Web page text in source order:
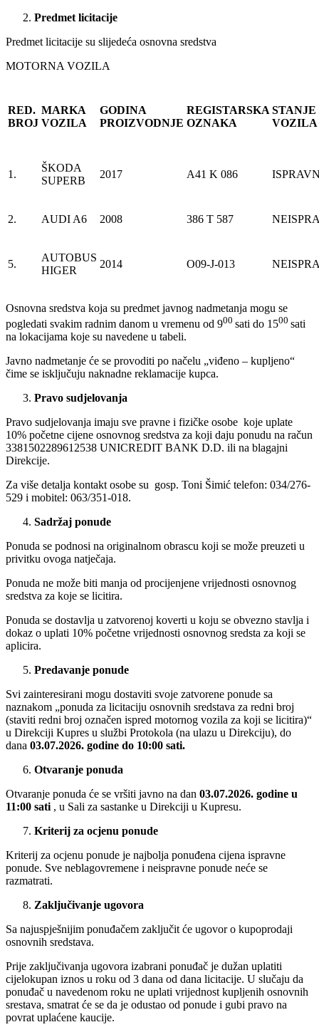
Predmet licitacije
Predmet licitacije su slijedeća osnovna sredstva
MOTORNA VOZILA
RED.
BROJ
MARKA
VOZILA
GODINA
PROIZVODNJE
REGISTARSKA
OZNAKA
STANJE
VOZILA
1.
ŠKODA
SUPERB
2017 A41 K 086
2. AUDI A6 2008 386 T 587
5.
AUTOBUS
HIGER
2014 O09-J-013
Osnovna sredstva koja su predmet javnog nadmetanja mogu se
pogledati svakim radnim danom u vremenu od 900 sati do 1500 sati
na lokacijama koje su navedene u tabeli.
Javno nadmetanje će se provoditi po načelu „viđeno – kupljeno“
čime se isključuju naknadne reklamacije kupca.
Pravo sudjelovanja
Pravo sudjelovanja imaju sve pravne i fizičke osobe koje uplate
10% početne cijene osnovnog sredstva za koji daju ponudu na račun
3381502289612538 UNICREDIT BANK D.D. ili na blagajni
Direkcije.
Za više detalja kontakt osobe su gosp. Toni Šimić telefon: 034/276-
529 i mobitel: 063/351-018.
Sadržaj ponude
Ponuda se podnosi na originalnom obrascu koji se može preuzeti u
privitku ovoga natječaja.
Ponuda ne može biti manja od procijenjene vrijednosti osnovnog
sredstva za koje se licitira.
Ponuda se dostavlja u zatvorenoj koverti u koju se obvezno stavlja i
dokaz o uplati 10% početne vrijednosti osnovnog sredsta za koji se
aplicira.
Predavanje ponude
Svi zainteresirani mogu dostaviti svoje zatvorene ponude sa
naznakom „ponuda za licitaciju osnovnih sredstava za redni broj
(staviti redni broj označen ispred motornog vozila za koji se licitira)“
u Direkciji Kupres u službi Protokola (na ulazu u Direkciju), do
dana 03.07.2026. godine do 10:00 sati.
Otvaranje ponuda
Otvaranje ponuda će se vršiti javno na dan 03.07.2026. godine u
11:00 sati , u Sali za sastanke u Direkciji u Kupresu.
Kriterij za ocjenu ponude
Kriterij za ocjenu ponude je najbolja ponuđena cijena ispravne
ponude. Sve neblagovremene i neispravne ponude neće se
razmatrati.
Zaključivanje ugovora
Sa najuspješnijim ponuđačem zaključit će ugovor o kupoprodaji
osnovnih sredstava.
Prije zaključivanja ugovora izabrani ponuđač je dužan uplatiti
cijelokupan iznos u roku od 3 dana od dana licitacije. U slučaju da
ponuđač u navedenom roku ne uplati vrijednost kupljenih osnovnih
srestava, smatrat će se da je odustao od ponude i gubi pravo na
povrat uplaćene kaucije.